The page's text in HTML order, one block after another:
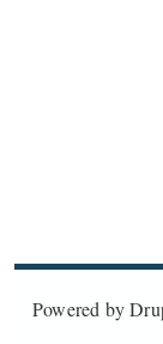
Powered by